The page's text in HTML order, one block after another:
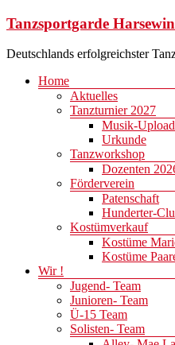
Zum
springen
Tanzsportgarde
Deutschlands erfolgreichster
Menü
Home
Aktuelles
Tanzturnier 2027
Musik-Upload
Urkunde
Tanzworkshop
Dozenten
Förderverein
Patenschaft
Hunderter-
Kostümverkauf
Kostüme
Kostüme
Wir !
Jugend- Team
Junioren- Team
Ü-15 Team
Solisten- Team